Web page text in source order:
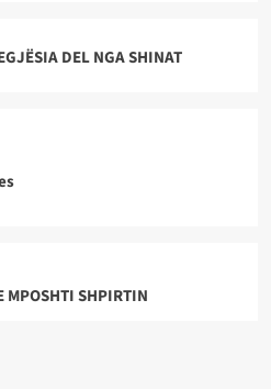
DEL NGA SHINAT
MPOSHTI SHPIRTIN